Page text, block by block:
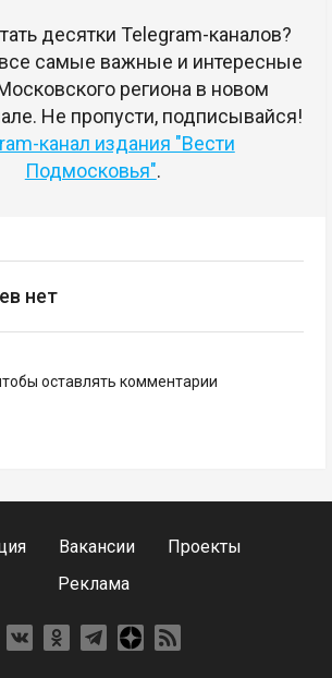
десятки Telegram-каналов?
самые важные и интересные
региона в новом
Не пропусти, подписывайся!
канал издания "Вести
Подмосковья".
нет
оставлять комментарии
Вакансии
Проекты
Реклама